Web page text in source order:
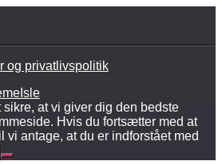
og privatlivspolitik
at vi giver dig den bedste
Hvis du fortsætter med at
vi antage, at du er indforstået med